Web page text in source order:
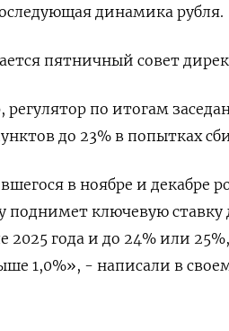
динамика рубля.
пятничный совет
регулятор по итогам
до 23% в попытках
в ноябре и декабре
поднимет ключевую ставку
2025 года и до 24% или
1,0%», - написали в